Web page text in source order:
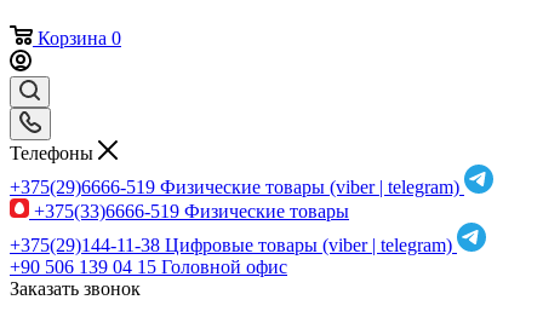
Корзина 0
Телефоны
+375(29)6666-519 Физические товары (viber | telegram)
+375(33)6666-519 Физические товары
+375(29)144-11-38 Цифровые товары (viber | telegram)
+90 506 139 04 15 Головной офис
Заказать звонок